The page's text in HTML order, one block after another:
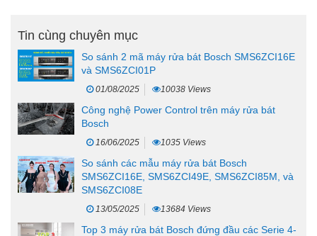
Tin cùng chuyên mục
So sánh 2 mã máy rửa bát Bosch SMS6ZCI16E
và SMS6ZCI01P
01/08/2025 10038 Views
Công nghệ Power Control trên máy rửa bát
Bosch
16/06/2025 1035 Views
So sánh các mẫu máy rửa bát Bosch
SMS6ZCI16E, SMS6ZCI49E, SMS6ZCI85M, và
SMS6ZCI08E
13/05/2025 13684 Views
Top 3 máy rửa bát Bosch đứng đầu các Serie 4-